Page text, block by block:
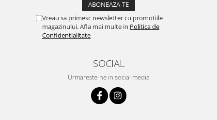
Vreau sa primesc newsletter cu promotiile
magazinului. Afla mai multe in Politica de
Confidentialitate
SOCIAL
Urmareste-ne in social media